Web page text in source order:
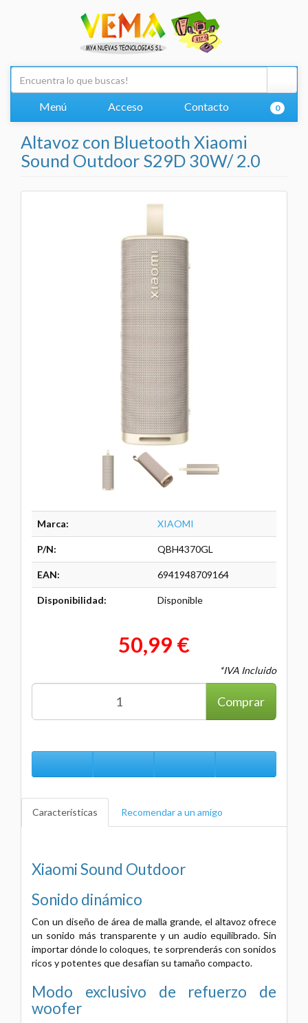
Menú Acceso Contacto 0
Altavoz con Bluetooth Xiaomi
Sound Outdoor S29D 30W/ 2.0
Marca: XIAOMI
P/N: QBH4370GL
EAN: 6941948709164
Disponibilidad: Disponible
50,99 €
*IVA Incluido
Comprar
Características Recomendar a un amigo
Xiaomi Sound Outdoor
Sonido dinámico
Con un diseño de área de malla grande, el altavoz ofrece
un sonido más transparente y un audio equilibrado. Sin
importar dónde lo coloques, te sorprenderás con sonidos
ricos y potentes que desafían su tamaño compacto.
Modo exclusivo de refuerzo de
woofer